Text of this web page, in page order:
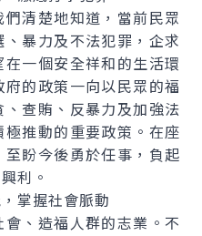
清楚地知道，當前民眾
暴力及不法犯罪，企求
一個安全祥和的生活環
的政策一向以民眾的福
查賄、反暴力及加強法
推動的重要政策。在座
盼今後勇於任事，負起
利。
握社會脈動
、造福人群的志業。不